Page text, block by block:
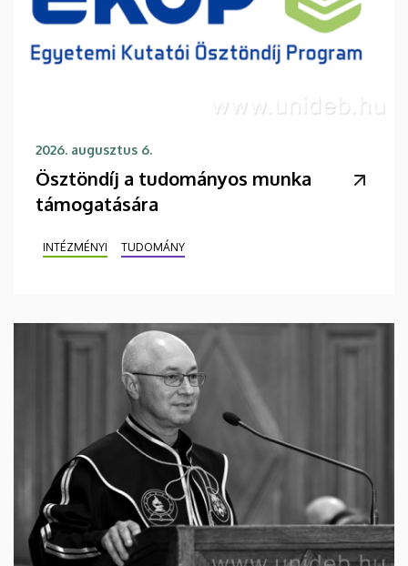
2026. augusztus 6.
Ösztöndíj a tudományos munka
támogatására
INTÉZMÉNYI TUDOMÁNY